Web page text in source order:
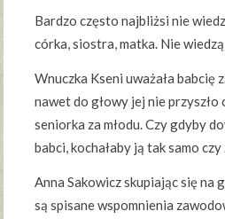
Bardzo często najbliżsi nie
córka, siostra, matka. Nie
Wnuczka Kseni uważała babcię
nawet do głowy jej nie przyszło
seniorka za młodu. Czy gdyby
babci, kochałaby ją tak samo
Anna Sakowicz skupiając się na
są spisane wspomnienia